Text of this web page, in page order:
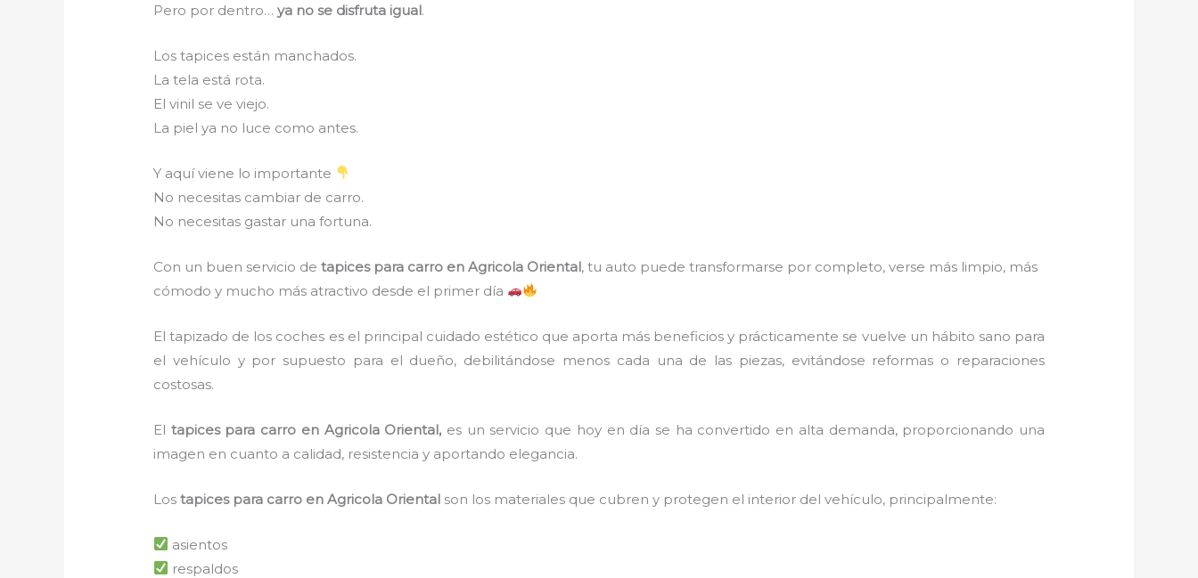
Pero por dentro…ya no se disfruta igual.
Los tapices están manchados.
La tela está rota.
El vinil se ve viejo.
La piel ya no luce como antes.
Y aquí viene lo importante
No necesitas cambiar de carro.
No necesitas gastar una fortuna.
Con un buen servicio detapices para carro en Agricola Oriental, tu auto puede transformarse por completo, verse más limpio, más
cómodo y mucho más atractivo desde el primer día
El tapizado de los coches es el principal cuidado estético que aporta más beneficios y prácticamente se vuelve un hábito sano para
el vehículo y por supuesto para el dueño, debilitándose menos cada una de las piezas, evitándose reformas o reparaciones
costosas.
El tapices para carro en Agricola Oriental, es un servicio que hoy en día se ha convertido en alta demanda, proporcionando una
imagen en cuanto a calidad, resistencia y aportando elegancia.
Lostapices para carro en Agricola Oriental son los materiales que cubren y protegen el interior del vehículo, principalmente:
asientos
respaldos